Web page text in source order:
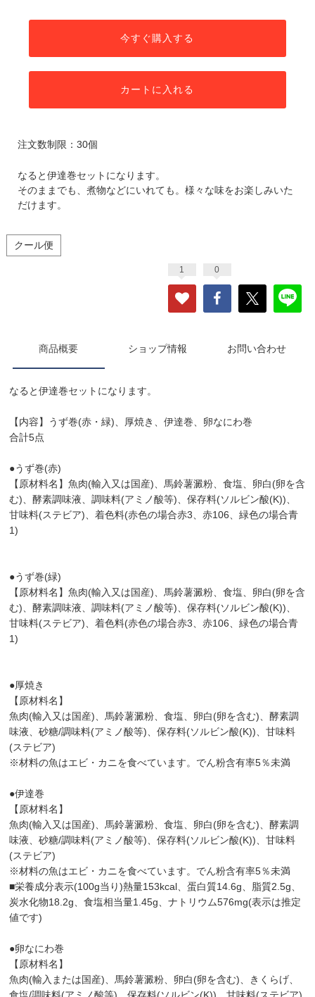
今すぐ購入する
カートに入れる
注文数制限：30個
なると伊達巻セットになります。
そのままでも、煮物などにいれても。様々な味をお楽しみいた
だけます。
クール便
1 0
商品概要 ショップ情報 お問い合わせ
なると伊達巻セットになります。
【内容】うず巻(赤・緑)、厚焼き、伊達巻、卵なにわ巻
合計5点
●うず巻(赤)
【原材料名】魚肉(輸入又は国産)、馬鈴薯澱粉、食塩、卵白(卵を含
む)、酵素調味液、調味料(アミノ酸等)、保存料(ソルビン酸(K))、
甘味料(ステビア)、着色料(赤色の場合赤3、赤106、緑色の場合青
1)
●うず巻(緑)
【原材料名】魚肉(輸入又は国産)、馬鈴薯澱粉、食塩、卵白(卵を含
む)、酵素調味液、調味料(アミノ酸等)、保存料(ソルビン酸(K))、
甘味料(ステビア)、着色料(赤色の場合赤3、赤106、緑色の場合青
1)
●厚焼き
【原材料名】
魚肉(輸入又は国産)、馬鈴薯澱粉、食塩、卵白(卵を含む)、酵素調
味液、砂糖/調味料(アミノ酸等)、保存料(ソルビン酸(K))、甘味料
(ステビア)
※材料の魚はエビ・カニを食べています。でん粉含有率5％未満
●伊達巻
【原材料名】
魚肉(輸入又は国産)、馬鈴薯澱粉、食塩、卵白(卵を含む)、酵素調
味液、砂糖/調味料(アミノ酸等)、保存料(ソルビン酸(K))、甘味料
(ステビア)
※材料の魚はエビ・カニを食べています。でん粉含有率5％未満
■栄養成分表示(100g当り)熱量153kcal、蛋白質14.6g、脂質2.5g、
炭水化物18.2g、食塩相当量1.45g、ナトリウム576mg(表示は推定
値です)
●卵なにわ巻
【原材料名】
魚肉(輸入または国産)、馬鈴薯澱粉、卵白(卵を含む)、きくらげ、
食塩/調味料(アミノ酸等)、保存料(ソルビン(K))、甘味料(ステビア)